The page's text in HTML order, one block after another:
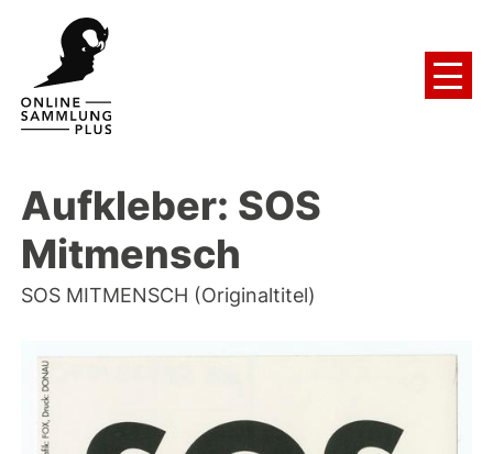
Aufkleber: SOS
Mitmensch
SOS MITMENSCH (Originaltitel)